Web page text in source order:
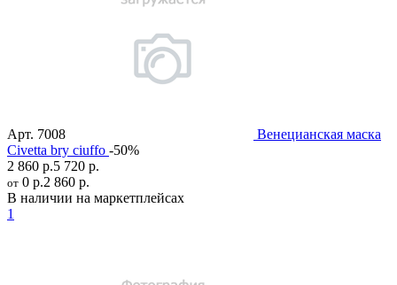
Арт. 7008
Венецианская маска
Civetta bry ciuffo -50%
2 860 р.5 720 р.
от 0 р.2 860 р.
В наличии на маркетплейсах
1